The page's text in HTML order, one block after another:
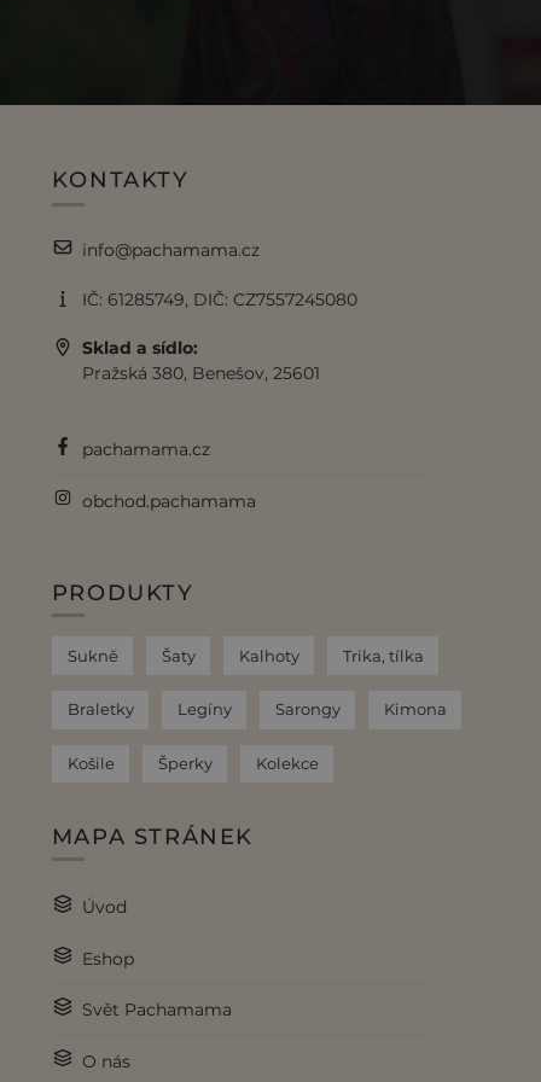
KONTAKTY
info@pachamama.cz
IČ: 61285749, DIČ: CZ7557245080
Sklad a sídlo:
Pražská 380, Benešov, 25601
pachamama.cz
obchod.pachamama
PRODUKTY
Sukně Šaty Kalhoty Trika, tílka
Braletky Legíny Sarongy Kimona
Košile Šperky Kolekce
MAPA STRÁNEK
Úvod
Eshop
Svět Pachamama
O nás